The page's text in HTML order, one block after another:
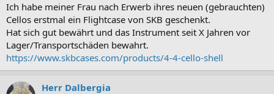
Ich habe meiner Frau nach Erwerb ihres neuen (gebrauchten)
Cellos erstmal ein Flightcase von SKB geschenkt.
Hat sich gut bewährt und das Instrument seit X Jahren vor
Lager/Transportschäden bewahrt.
https://www.skbcases.com/products/4-4-cello-shell
Herr Dalbergia